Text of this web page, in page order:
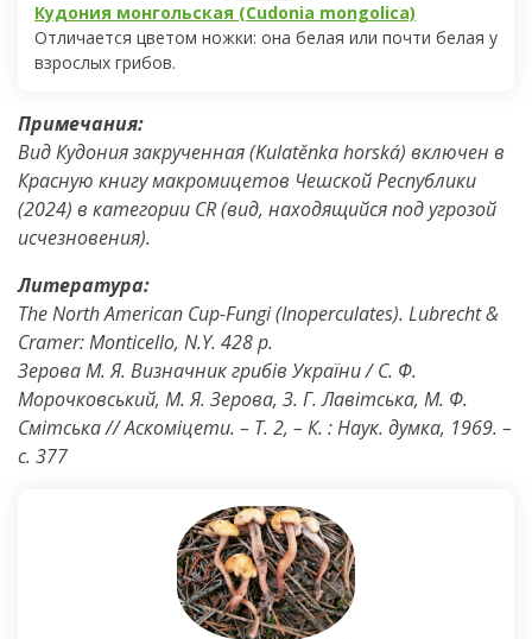
Кудония монгольская (Cudonia mongolica)
Отличается цветом ножки: она белая или почти белая у
взрослых грибов.
Примечания:
Вид Кудония закрученная (Kulatěnka horská) включен в
Красную книгу макромицетов Чешской Республики
(2024) в категории CR (вид, находящийся под угрозой
исчезновения).
Литература:
The North American Cup-Fungi (Inoperculates). Lubrecht &
Cramer: Monticello, N.Y. 428 p.
Зерова М. Я. Визначник грибів України / С. Ф.
Морочковський, М. Я. Зерова, З. Г. Лавітська, М. Ф.
Смітська // Аскоміцети. – Т. 2, – К. : Наук. думка, 1969. –
с. 377